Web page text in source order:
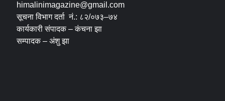
himalinimagazine@gmail.com
सूचना विभाग दर्ता नं.: ८२/०७३–७४
कार्यकारी संपादक – कंचना झा
सम्पादक – अंशु झा